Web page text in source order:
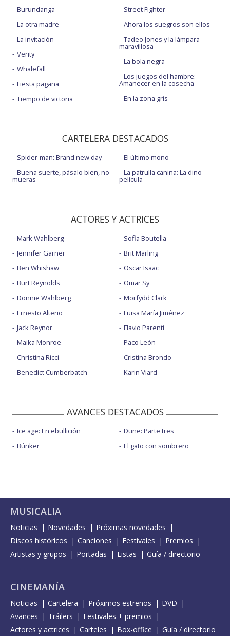
Burundanga
La otra madre
La invitación
Verity
Whalefall
Fiesta pagäna
Tiempo de victoria
Street Fighter
Ahora los suegros son ellos
Tadeo Jones y la lámpara
maravillosa
La bola negra
Los juegos del hambre:
Amanecer en la cosecha
En la zona gris
CARTELERA DESTACADOS
Spider-man: Brand new day
Buena suerte, pásalo bien, no
mueras
El último mono
La patrulla canina: La dino
película
ACTORES Y ACTRICES
Mark Wahlberg
Jennifer Garner
Ben Whishaw
Burt Reynolds
Donnie Wahlberg
Ernesto Alterio
Jack Reynor
Maika Monroe
Christina Ricci
Benedict Cumberbatch
Sofia Boutella
Brit Marling
Oscar Isaac
Omar Sy
Morfydd Clark
Luisa María Jiménez
Flavio Parenti
Paco León
Cristina Brondo
Karin Viard
AVANCES DESTACADOS
Ice age: En ebullición
Búnker
Dune: Parte tres
El gato con sombrero
MUSICALIA
Noticias Novedades
Próximas novedades
Discos históricos
Canciones Festivales
Premios
Artistas y grupos
Portadas Listas Guía / directorio
CINEMANÍA
Noticias Cartelera Próximos estrenos
DVD
Avances
Tráilers
Festivales + premios
Actores y actrices
Carteles Box-office Guía / directorio